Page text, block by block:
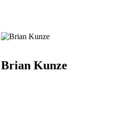
Brian Kunze